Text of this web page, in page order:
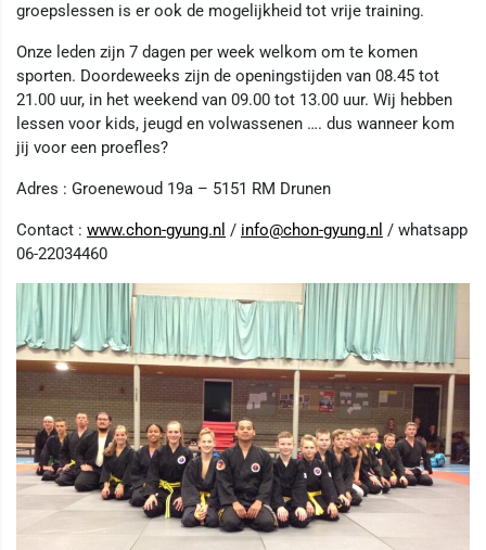
groepslessen is er ook de mogelijkheid tot vrije training.
Onze leden zijn 7 dagen per week welkom om te komen
sporten. Doordeweeks zijn de openingstijden van 08.45 tot
21.00 uur, in het weekend van 09.00 tot 13.00 uur. Wij hebben
lessen voor kids, jeugd en volwassenen …. dus wanneer kom
jij voor een proefles?
Adres : Groenewoud 19a – 5151 RM Drunen
Contact : www.chon-gyung.nl / info@chon-gyung.nl / whatsapp
06-22034460